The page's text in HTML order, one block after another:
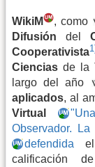
WikiM , como
Difusión del
Cooperativista
Ciencias de la
largo del año
aplicados, al
Virtual
Observador.
defendida el
calificación